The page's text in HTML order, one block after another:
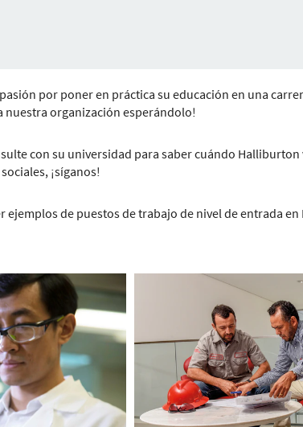
por poner en práctica su educación en una
nuestra organización esperándolo!
con su universidad para saber cuándo Halliburton
¡síganos!
ejemplos de puestos de trabajo de nivel de entrada